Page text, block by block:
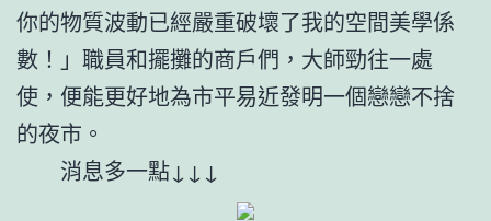
你的物質波動已經嚴重破壞了我的空間美學係
數！」職員和擺攤的商戶們，大師勁往一處
使，便能更好地為市平易近發明一個戀戀不捨
的夜市。
消息多一點↓↓↓